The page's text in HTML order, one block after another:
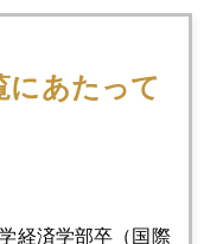
２４００ドル台へ
にあたって
経済学部卒（国際